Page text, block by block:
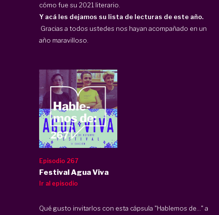
cómo fue su 2021 literario.
Y acá les dejamos su lista de lecturas de este año.
Gracias a todos ustedes nos hayan acompañado en un
año maravilloso.
Episodio 267
Festival Agua Viva
Ir al episodio
Qué gusto invitarlos con esta cápsula "Hablemos de..." a